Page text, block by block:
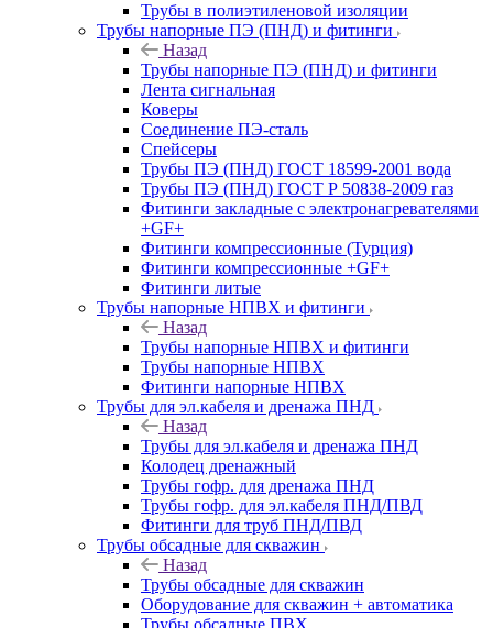
Трубы в полиэтиленовой изоляции
Трубы напорные ПЭ (ПНД) и фитинги
Назад
Трубы напорные ПЭ (ПНД) и фитинги
Лента сигнальная
Коверы
Соединение ПЭ-сталь
Спейсеры
Трубы ПЭ (ПНД) ГОСТ 18599-2001 вода
Трубы ПЭ (ПНД) ГОСТ Р 50838-2009 газ
Фитинги закладные с электронагревателями
+GF+
Фитинги компрессионные (Турция)
Фитинги компрессионные +GF+
Фитинги литые
Трубы напорные НПВХ и фитинги
Назад
Трубы напорные НПВХ и фитинги
Трубы напорные НПВХ
Фитинги напорные НПВХ
Трубы для эл.кабеля и дренажа ПНД
Назад
Трубы для эл.кабеля и дренажа ПНД
Колодец дренажный
Трубы гофр. для дренажа ПНД
Трубы гофр. для эл.кабеля ПНД/ПВД
Фитинги для труб ПНД/ПВД
Трубы обсадные для скважин
Назад
Трубы обсадные для скважин
Оборудование для скважин + автоматика
Трубы обсадные ПВХ